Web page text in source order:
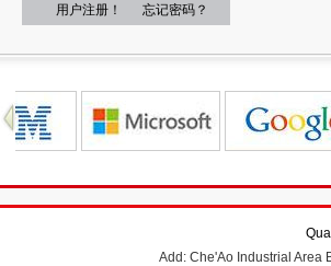
用户注册！ 忘记密码？
Add: Che'Ao Industrial Area